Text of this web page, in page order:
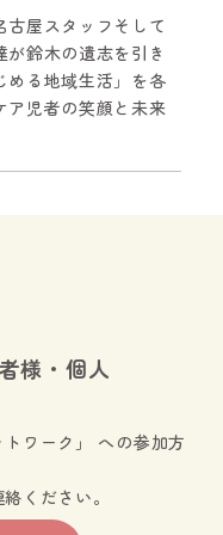
屋スタッフそして
鈴木の遺志を引き
める地域生活」を各
児者の笑顔と未来
様・個人
トワーク」 への参加方
ください。